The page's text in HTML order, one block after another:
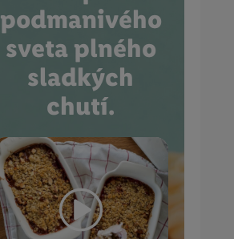
podmanivého
sveta plného
sladkých
chutí.